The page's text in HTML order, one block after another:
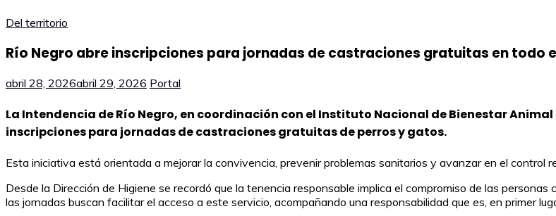
Del territorio
Río Negro abre inscripciones para jornadas de castraciones gratuitas en todo
abril 28, 2026abril 29, 2026 Portal
La Intendencia de Río Negro, en coordinación con el Instituto Nacional de Bienestar
inscripciones para jornadas de castraciones gratuitas de perros y gatos.
Esta iniciativa está orientada a mejorar la convivencia, prevenir problemas sanitarios y avanzar en el control
Desde la Dirección de Higiene se recordó que la tenencia responsable implica el compromiso de las
las jornadas buscan facilitar el acceso a este servicio, acompañando una responsabilidad que es, en primer